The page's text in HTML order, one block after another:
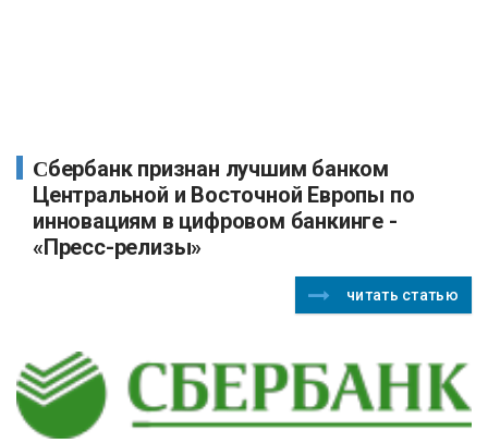
Сбербанк признан лучшим банком
Центральной и Восточной Европы по
инновациям в цифровом банкинге -
«Пресс-релизы»
читать статью